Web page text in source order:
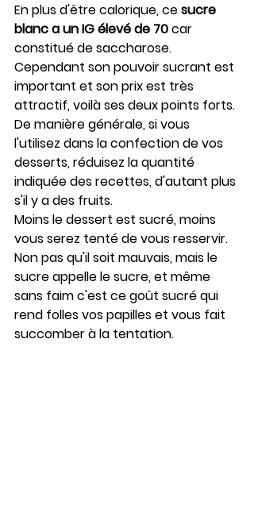
En plus d'être calorique, ce sucre
blanc a un IG élevé de 70 car
constitué de saccharose.
Cependant son pouvoir sucrant est
important et son prix est très
attractif, voilà ses deux points forts.
De manière générale, si vous
l'utilisez dans la confection de vos
desserts, réduisez la quantité
indiquée des recettes, d'autant plus
s'il y a des fruits.
Moins le dessert est sucré, moins
vous serez tenté de vous resservir.
Non pas qu'il soit mauvais, mais le
sucre appelle le sucre, et même
sans faim c'est ce goût sucré qui
rend folles vos papilles et vous fait
succomber à la tentation.